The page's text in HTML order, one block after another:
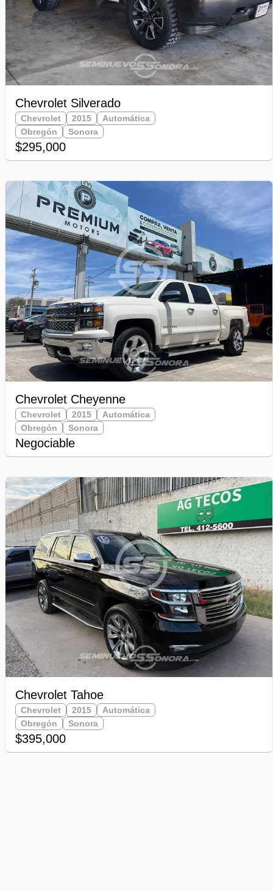
Chevrolet Silverado
Chevrolet 2015
Automática
Obregón
Sonora
$295,000
Chevrolet Cheyenne
Chevrolet 2015
Automática
Obregón
Sonora
Negociable
Chevrolet Tahoe
Chevrolet 2015
Automática
Obregón
Sonora
$395,000